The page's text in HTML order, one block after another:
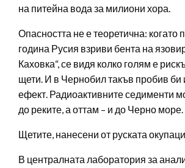
на питейна вода за милиони хора.
Опасността не е теоретична: когато
година Русия взриви бента на
Каховка“, се видя колко голям е
щети. И в Чернобил такъв пробив
ефект. Радиоактивните седименти
до реките, а оттам – и до Черно море.
Щетите, нанесени от руската
В централната лаборатория за